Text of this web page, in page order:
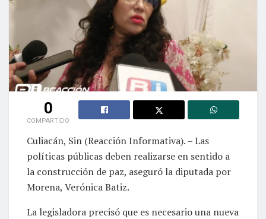
0
COMPARTIDO
Culiacán, Sin (Reacción Informativa). – Las
políticas públicas deben realizarse en sentido a
la construcción de paz, aseguró la diputada por
Morena, Verónica Batiz.
La legisladora precisó que es necesario una nueva